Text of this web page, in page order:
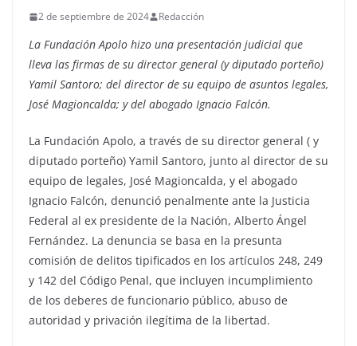
2 de septiembre de 2024 Redacción
La Fundación Apolo hizo una presentación judicial que
lleva las firmas de su director general (y diputado porteño)
Yamil Santoro; del director de su equipo de asuntos legales,
José Magioncalda; y del abogado Ignacio Falcón.
La Fundación Apolo, a través de su director general ( y
diputado porteño) Yamil Santoro, junto al director de su
equipo de legales, José Magioncalda, y el abogado
Ignacio Falcón, denunció penalmente ante la Justicia
Federal al ex presidente de la Nación, Alberto Ángel
Fernández. La denuncia se basa en la presunta
comisión de delitos tipificados en los artículos 248, 249
y 142 del Código Penal, que incluyen incumplimiento
de los deberes de funcionario público, abuso de
autoridad y privación ilegítima de la libertad.